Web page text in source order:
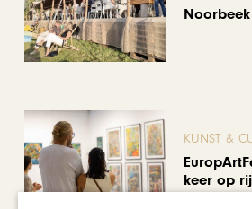
KUNST &
keer op